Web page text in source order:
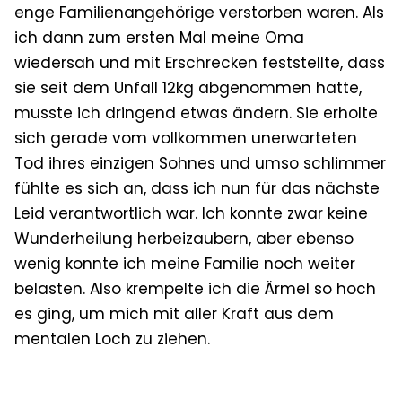
enge Familienangehörige verstorben waren. Als
ich dann zum ersten Mal meine Oma
wiedersah und mit Erschrecken feststellte, dass
sie seit dem Unfall 12kg abgenommen hatte,
musste ich dringend etwas ändern. Sie erholte
sich gerade vom vollkommen unerwarteten
Tod ihres einzigen Sohnes und umso schlimmer
fühlte es sich an, dass ich nun für das nächste
Leid verantwortlich war. Ich konnte zwar keine
Wunderheilung herbeizaubern, aber ebenso
wenig konnte ich meine Familie noch weiter
belasten. Also krempelte ich die Ärmel so hoch
es ging, um mich mit aller Kraft aus dem
mentalen Loch zu ziehen.